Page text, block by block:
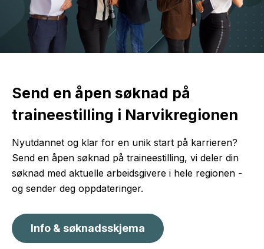
Send en åpen søknad på
traineestilling i Narvikregionen
Nyutdannet og klar for en unik start på karrieren?
Send en åpen søknad på traineestilling, vi deler din
søknad med aktuelle arbeidsgivere i hele regionen -
og sender deg oppdateringer.
Info & søknadsskjema